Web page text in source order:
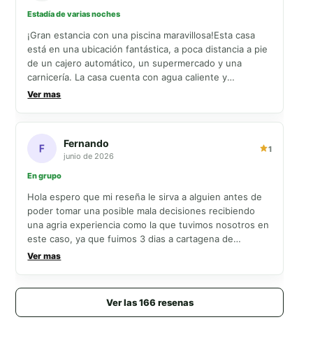
Estadía de varias noches
¡Gran estancia con una piscina maravillosa!Esta casa
está en una ubicación fantástica, a poca distancia a pie
de un cajero automático, un supermercado y una
carnicería. La casa cuenta con agua caliente y
excelente aire acondicionado en todas partes. Fue el
concurrida, pero en general no afectó a nuestra
estadía. Mis únicas sugerencias para mejorar serían
actualizar el router Wi-Fi (la señal funciona bien en la
también afecta a nuestro roaming móvil) y ablandar las
camas, que son bastante firmes. En general, todo
estuvo muy bien y ¡definitivamente nos hospedaríamos
aquí de nuevo!
Ver mas
Fernando
junio de 2026
1
En grupo
Hola espero que mi reseña le sirva a alguien antes de
poder tomar una posible mala decisiones recibiendo
una agria experiencia como la que tuvimos nosotros en
este caso, ya que fuimos 3 dias a cartagena de
domingo para hacer checkout el miercoles temprano,
de la casa, la realidad de todo esto es que no recuerda
Ver mas
Ver las 166 resenas